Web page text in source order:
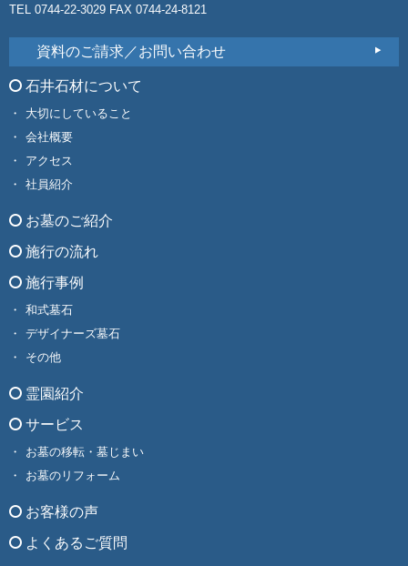
TEL 0744-22-3029 FAX 0744-24-8121
資料のご請求／お問い合わせ
石井石材について
大切にしていること
会社概要
アクセス
社員紹介
お墓のご紹介
施行の流れ
施行事例
和式墓石
デザイナーズ墓石
その他
霊園紹介
サービス
お墓の移転・墓じまい
お墓のリフォーム
お客様の声
よくあるご質問